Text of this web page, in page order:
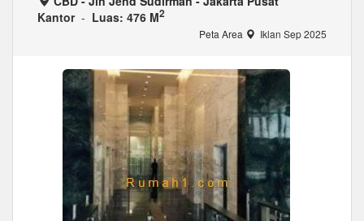
Kantor- Luas: 476 M2
Peta Area Iklan Sep 2025